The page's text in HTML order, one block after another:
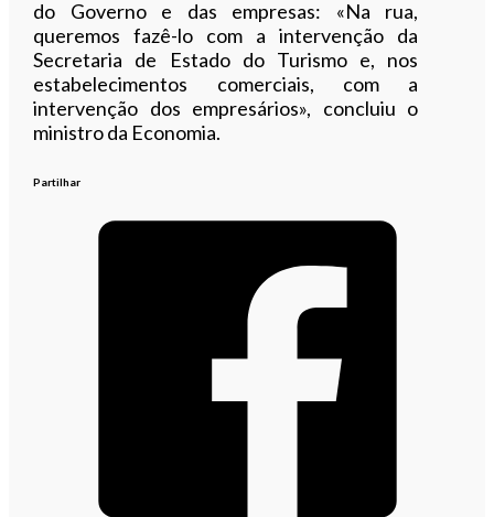
do Governo e das empresas: «Na rua,
queremos fazê-lo com a intervenção da
Secretaria de Estado do Turismo e, nos
estabelecimentos comerciais, com a
intervenção dos empresários», concluiu o
ministro da Economia.
Partilhar